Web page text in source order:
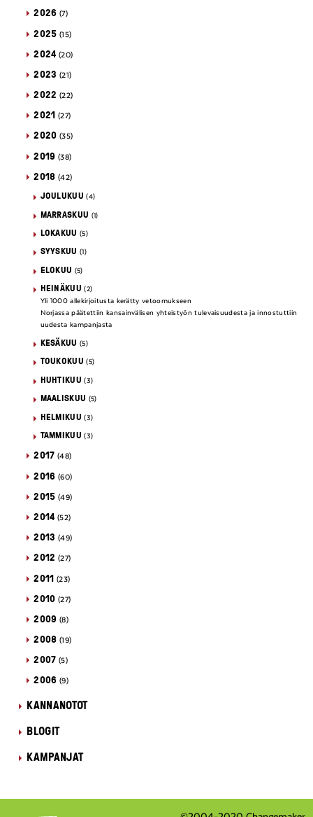
2026 (7)
2025 (15)
2024 (20)
2023 (21)
2022 (22)
2021 (27)
2020 (35)
2019 (38)
2018 (42)
JOULUKUU (4)
MARRASKUU (1)
LOKAKUU (5)
SYYSKUU (1)
ELOKUU (5)
HEINÄKUU (2)
Yli 1000 allekirjoitusta kerätty vetoomukseen
Norjassa päätettiin kansainvälisen yhteistyön tulevaisuudesta ja innostuttiin
uudesta kampanjasta
KESÄKUU (5)
TOUKOKUU (5)
HUHTIKUU (3)
MAALISKUU (5)
HELMIKUU (3)
TAMMIKUU (3)
2017 (48)
2016 (60)
2015 (49)
2014 (52)
2013 (49)
2012 (27)
2011 (23)
2010 (27)
2009 (8)
2008 (19)
2007 (5)
2006 (9)
KANNANOTOT
BLOGIT
KAMPANJAT